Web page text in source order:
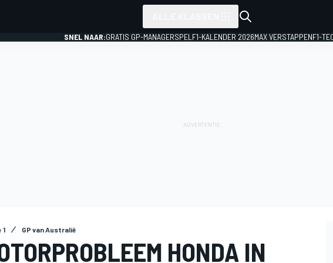
SNEL NAAR:GRATIS GP-MANAGERSPEL F1-KALENDER 2026MAX VERSTAPPENF1-
1 GP van Australië
HONDA IN